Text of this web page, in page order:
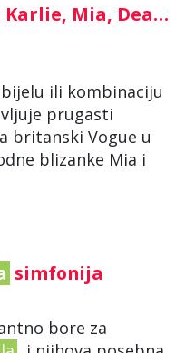
Karlie, Mia, Dea…
ili kombinaciju
prugasti
britanski Vogue u
blizanke Mia i
simfonija
bore za